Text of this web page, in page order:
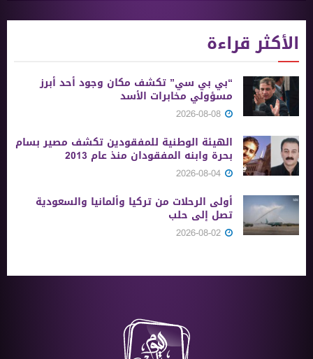
الأكثر قراءة
“بي بي سي” تكشف مكان وجود أحد أبرز
مسؤولي مخابرات الأسد
الهيئة الوطنية للمفقودين تكشف مصير بسام
بحرة وابنه المفقودان منذ عام 2013
أولى الرحلات من ‏تركيا وألمانيا والسعودية
تصل إلى حلب